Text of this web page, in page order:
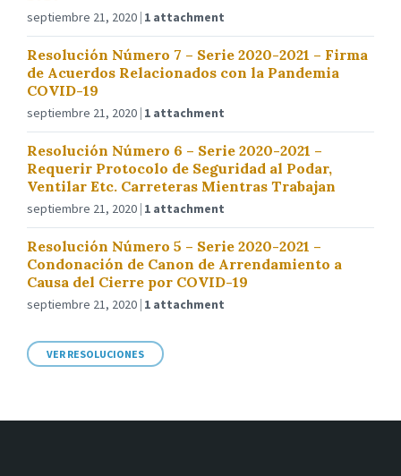
septiembre 21, 2020 1 attachment
Resolución Número 7 – Serie 2020-2021 – Firma
de Acuerdos Relacionados con la Pandemia
COVID-19
septiembre 21, 2020 1 attachment
Resolución Número 6 – Serie 2020-2021 –
Requerir Protocolo de Seguridad al Podar,
Ventilar Etc. Carreteras Mientras Trabajan
septiembre 21, 2020 1 attachment
Resolución Número 5 – Serie 2020-2021 –
Condonación de Canon de Arrendamiento a
Causa del Cierre por COVID-19
septiembre 21, 2020 1 attachment
VER RESOLUCIONES